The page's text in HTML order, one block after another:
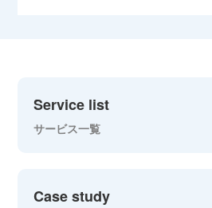
Service list
サービス一覧
Case study